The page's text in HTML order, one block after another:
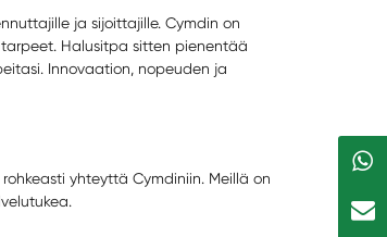
ja sijoittajille. Cymdin on
Halusitpa sitten pienentää
Innovaation, nopeuden ja
yhteyttä Cymdiniin. Meillä on